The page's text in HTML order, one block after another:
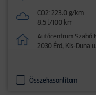
CO2: 223.0 g/km
8.5 l/100 km
Autócentrum Szabó
2030 Érd, Kis-Duna
Összehasonlítom